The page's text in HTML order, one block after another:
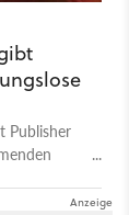
Publisher
müsst